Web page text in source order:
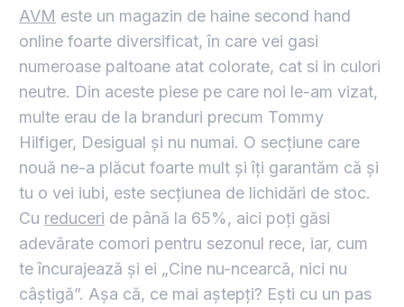
AVM este un magazin de haine second hand
online foarte diversificat, în care vei gasi
numeroase paltoane atat colorate, cat si in culori
neutre. Din aceste piese pe care noi le-am vizat,
multe erau de la branduri precum Tommy
Hilfiger, Desigual și nu numai. O secțiune care
nouă ne-a plăcut foarte mult și îți garantăm că și
tu o vei iubi, este secțiunea de lichidări de stoc.
Cu reduceri de până la 65%, aici poți găsi
adevărate comori pentru sezonul rece, iar, cum
te încurajează și ei „Cine nu-ncearcă, nici nu
câștigă”. Așa că, ce mai aștepți? Ești cu un pas